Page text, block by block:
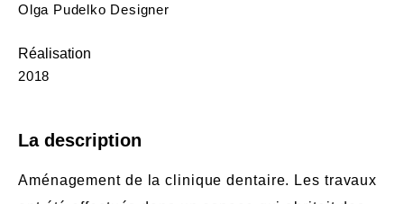
Olga Pudelko Designer
Réalisation
2018
La description
Aménagement de la clinique dentaire. Les travaux